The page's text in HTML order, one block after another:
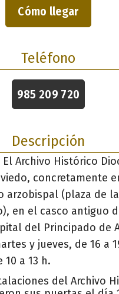
Cómo llegar
Teléfono
985 209 720
Descripción
El Archivo Histórico
concretamente
arzobispal (plaza de
en el casco antiguo
del Principado de
y jueves, de 16 a
10 a 13 h.
del Archivo